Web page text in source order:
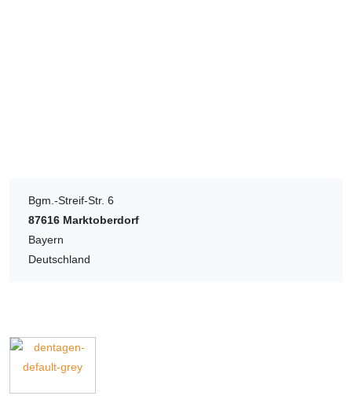
Bgm.-Streif-Str. 6
87616 Marktoberdorf
Bayern
Deutschland